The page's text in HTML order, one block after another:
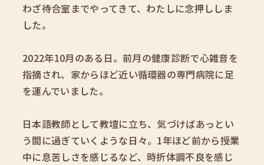
わざ待合室までやってきて、わたしに念押ししま
した。
2022年10月のある日。前月の健康診断で心雑音を
指摘され、家からほど近い循環器の専門病院に足
を運んでいました。
日本語教師として教壇に立ち、気づけばあっとい
う間に過ぎていくような日々。1年ほど前から授業
中に息苦しさを感じるなど、時折体調不良を感じ